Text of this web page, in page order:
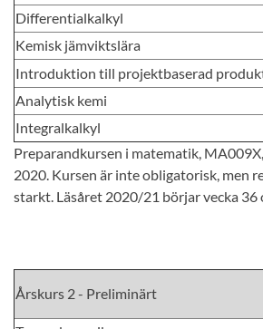
Differentialkalkyl
Kemisk jämviktslära
Introduktion till projektbaserad
Analytisk kemi
Integralkalkyl
Preparandkursen i matematik,
2020. Kursen är inte obligatorisk, men
starkt. Läsåret 2020/21 börjar vecka 36
Årskurs 2 - Preliminärt